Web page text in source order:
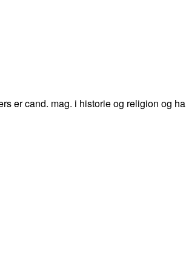
er cand. mag. i historie og religion og